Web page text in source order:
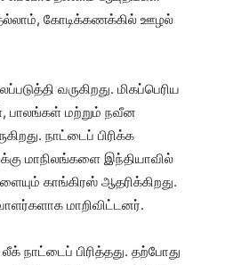
கோடிக்கணக்கில் ஊழல்
வருகிறது. மிகப்பெரிய
பாலங்கள் மற்றும் நவீன
நாட்டைப் பிரிக்க
மாநிலங்களை இந்தியாவில்
காங்கிரஸ் ஆதரிக்கிறது.
மாறிவிட்டனர்.
நாட்டைப் பிரித்தது. தற்போது